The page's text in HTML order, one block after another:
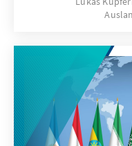
zahlreiche
der Weg des